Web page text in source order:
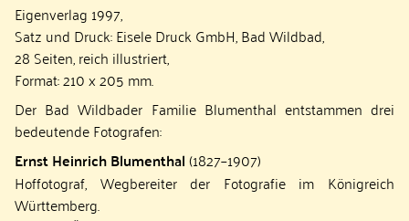
Eigenverlag 1997,
Satz und Druck: Eisele Druck GmbH, Bad Wildbad,
28 Seiten, reich illustriert,
Format: 210 x 205 mm.
Der Bad Wildbader Familie Blumenthal entstammen drei
bedeutende Fotografen:
Ernst Heinrich Blumenthal(1827–1907)
Hoffotograf, Wegbereiter der Fotografie im Königreich
Württemberg.